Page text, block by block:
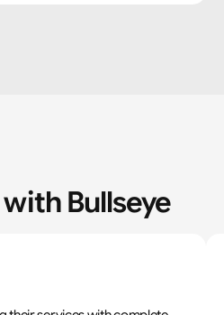
Bullseye